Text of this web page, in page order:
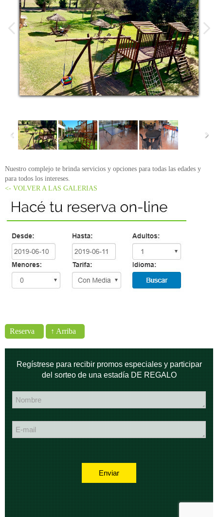
Servicios
Galería
Tarifas
Promociones
Mapa
Nuestro complejo te brinda servicios y opciones para todas las edades y
para todos los intereses.
<- VOLVER A LAS GALERIAS
Reserva ↑ Arriba